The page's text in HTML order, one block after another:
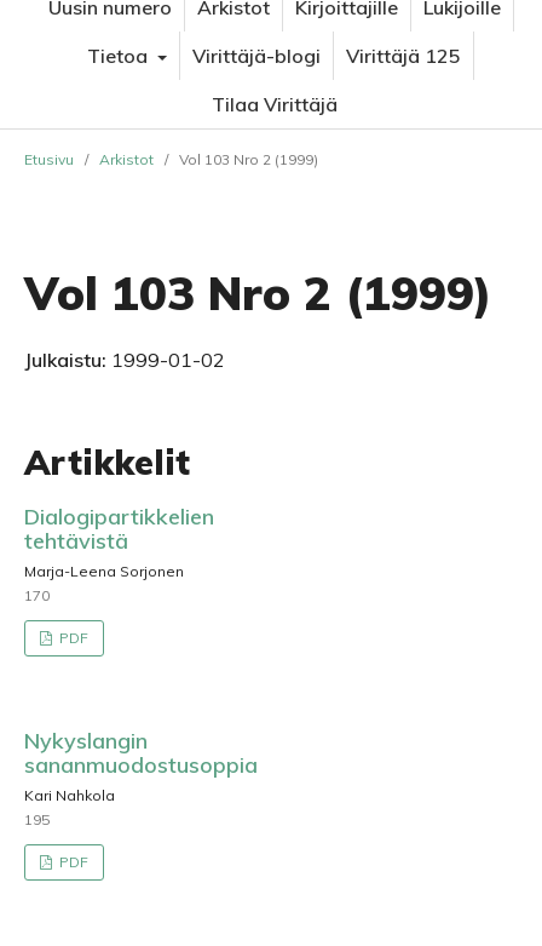
Uusin numero Arkistot Kirjoittajille
Lukijoille
Tietoa
Virittäjä-blogi
Virittäjä 125
Tilaa Virittäjä
Etusivu / Arkistot / Vol 103 Nro 2 (1999)
Vol 103 Nro 2 (1999)
Julkaistu: 1999-01-02
Artikkelit
Dialogipartikkelien
tehtävistä
Marja-Leena Sorjonen
170
PDF
Nykyslangin
sananmuodostusoppia
Kari Nahkola
195
PDF